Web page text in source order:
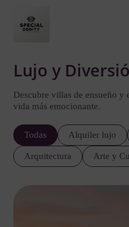
Lujo y
Descubre villas de ensueño y
vida más emocionante.
Todas Alquiler lujo
Arquitectura Arte y